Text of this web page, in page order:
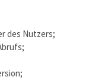
des Nutzers;